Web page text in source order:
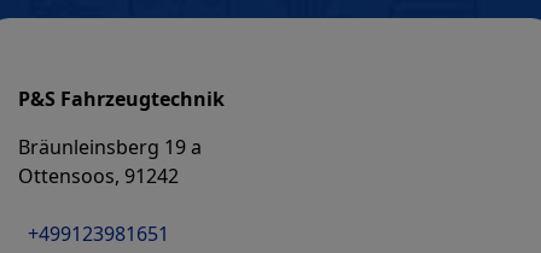
P&S Fahrzeugtechnik
Bräunleinsberg 19 a
Ottensoos, 91242
+499123981651